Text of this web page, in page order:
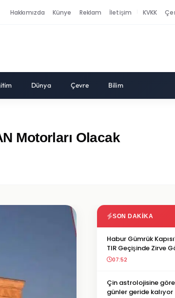
Hakkımızda Künye Reklam İletişim KVKK
Dünya Çevre Bilim
Motorları Olacak
SON DAKIKA
Habur Gümrük
TIR Geçişinde Zirve
07:52
Çin astrolojisine
günler geride kalıyor